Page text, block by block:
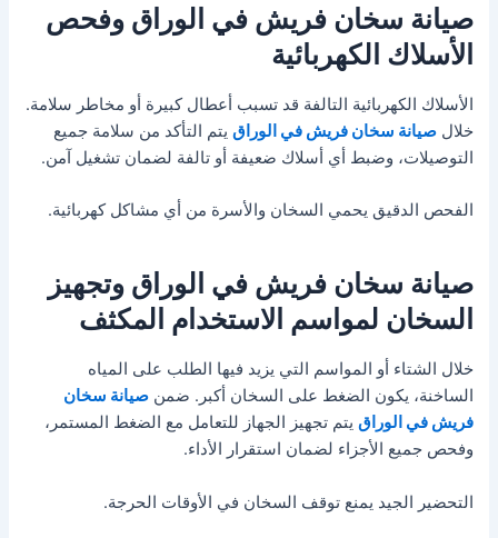
صيانة سخان فريش في الوراق وفحص
الأسلاك الكهربائية
الأسلاك الكهربائية التالفة قد تسبب أعطال كبيرة أو مخاطر سلامة.
خلالصيانة سخان فريش في الوراق يتم التأكد من سلامة جميع
التوصيلات، وضبط أي أسلاك ضعيفة أو تالفة لضمان تشغيل آمن.
الفحص الدقيق يحمي السخان والأسرة من أي مشاكل كهربائية.
صيانة سخان فريش في الوراق وتجهيز
السخان لمواسم الاستخدام المكثف
خلال الشتاء أو المواسم التي يزيد فيها الطلب على المياه
الساخنة، يكون الضغط على السخان أكبر. ضمنصيانة سخان
فريش في الوراق يتم تجهيز الجهاز للتعامل مع الضغط المستمر،
وفحص جميع الأجزاء لضمان استقرار الأداء.
التحضير الجيد يمنع توقف السخان في الأوقات الحرجة.